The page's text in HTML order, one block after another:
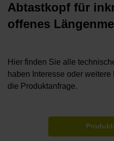
Abtastkopf für
offenes
Hier finden Sie alle
haben Interesse oder
die Produktanfrage.